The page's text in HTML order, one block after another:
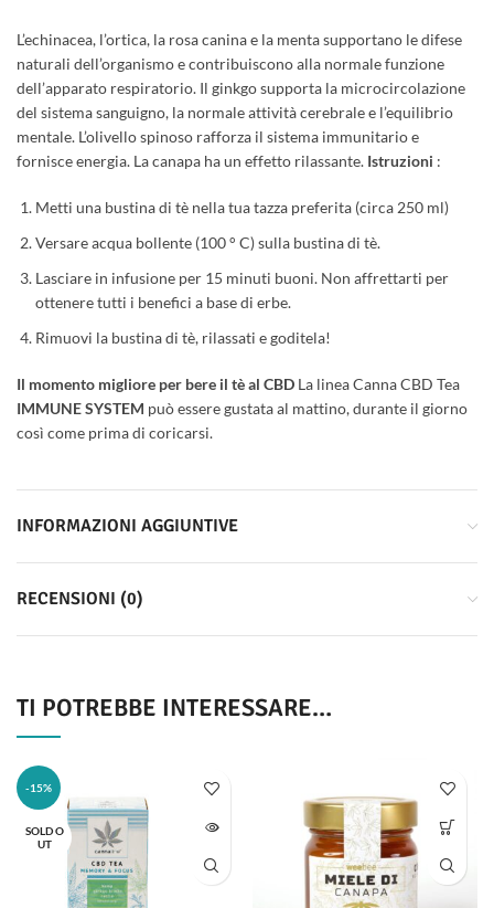
L’echinacea, l’ortica, la rosa canina e la menta supportano le difese
naturali dell’organismo e contribuiscono alla normale funzione
dell’apparato respiratorio. Il ginkgo supporta la microcircolazione
del sistema sanguigno, la normale attività cerebrale e l’equilibrio
mentale. L’olivello spinoso rafforza il sistema immunitario e
fornisce energia. La canapa ha un effetto rilassante. Istruzioni :
Metti una bustina di tè nella tua tazza preferita (circa 250 ml)
Versare acqua bollente (100 ° C) sulla bustina di tè.
Lasciare in infusione per 15 minuti buoni. Non affrettarti per
ottenere tutti i benefici a base di erbe.
Rimuovi la bustina di tè, rilassati e goditela!
Il momento migliore per bere il tè al CBD La linea Canna CBD Tea
IMMUNE SYSTEM può essere gustata al mattino, durante il giorno
così come prima di coricarsi.
INFORMAZIONI AGGIUNTIVE
RECENSIONI (0)
TI POTREBBE INTERESSARE…
-15%
SOLD O
UT